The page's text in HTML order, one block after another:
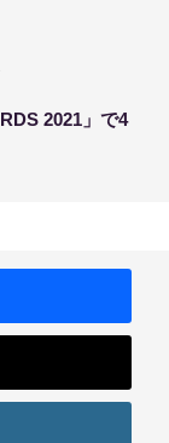
2021」で4